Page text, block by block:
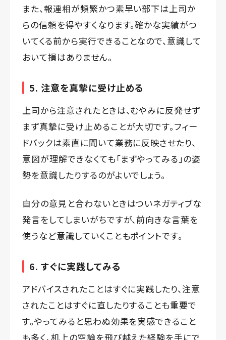
また、報連相が頻繁かつ素早い部下は上司か
らの信頼を得やすくなります。確かな実績がつ
いてくる前から実行できることなので、意識して
おいて損はありません。
5. 注意を真摯に受け止める
上司から注意されたときは、むやみに反発せず
まず真摯に受け止めることが大切です。フィー
ドバックは素直に聞いて業務に反映させたり、
意図が理解できなくても「まずやってみる」の姿
勢を意識したりするのがよいでしょう。
自分の意見と合わないときはついネガティブな
発言をしてしまいがちですが、前向きな言葉を
使うなど意識していくこともポイントです。
6. すぐに実践してみる
アドバイスされたことはすぐに実践したり、注意
されたことはすぐに直したりすることも重要で
す。やってみると思わぬ効果を実感できること
も多く、机上の空論を飛び越えた経験を手にで